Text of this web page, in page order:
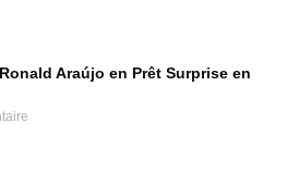
Araújo en Prêt Surprise en